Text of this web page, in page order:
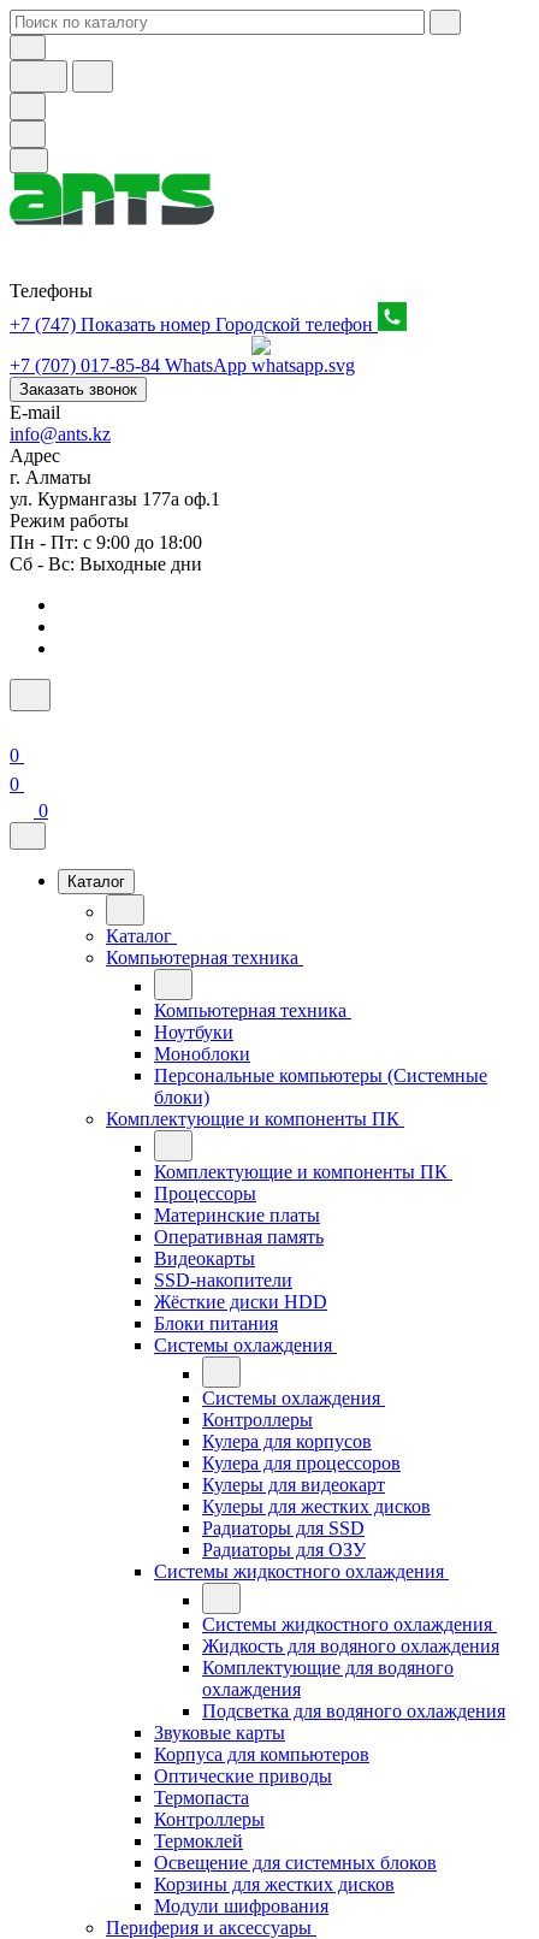
Телефоны
+7 (747) Показать номер Городской телефон
+7 (707) 017-85-84 WhatsApp
Заказать звонок
E-mail
info@ants.kz
Адрес
г. Алматы
ул. Курмангазы 177а оф.1
Режим работы
Пн - Пт: с 9:00 до 18:00
Сб - Вс: Выходные дни
0
0
0
Каталог
Каталог
Компьютерная техника
Компьютерная техника
Ноутбуки
Моноблоки
Персональные компьютеры (Системные
блоки)
Комплектующие и компоненты ПК
Комплектующие и компоненты ПК
Процессоры
Материнские платы
Оперативная память
Видеокарты
SSD-накопители
Жёсткие диски HDD
Блоки питания
Системы охлаждения
Системы охлаждения
Контроллеры
Кулера для корпусов
Кулера для процессоров
Кулеры для видеокарт
Кулеры для жестких дисков
Радиаторы для SSD
Радиаторы для ОЗУ
Системы жидкостного охлаждения
Системы жидкостного охлаждения
Жидкость для водяного охлаждения
Комплектующие для водяного
охлаждения
Подсветка для водяного охлаждения
Звуковые карты
Корпуса для компьютеров
Оптические приводы
Термопаста
Контроллеры
Термоклей
Освещение для системных блоков
Корзины для жестких дисков
Модули шифрования
Периферия и аксессуары